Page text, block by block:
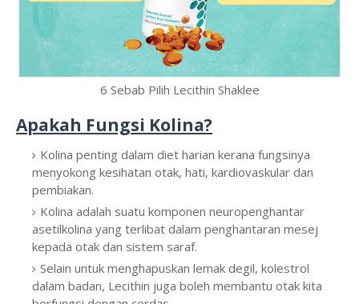
6 Sebab Pilih Lecithin Shaklee
Apakah Fungsi Kolina?
Kolina penting dalam diet harian kerana fungsinya
menyokong kesihatan otak, hati, kardiovaskular dan
pembiakan.
Kolina adalah suatu komponen neuropenghantar
asetilkolina yang terlibat dalam penghantaran mesej
kepada otak dan sistem saraf.
Selain untuk menghapuskan lemak degil, kolestrol
dalam badan, Lecithin juga boleh membantu otak kita